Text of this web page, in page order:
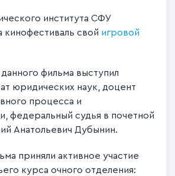
института СФУ
кинофестиваль свой игровой
фильма выступил
юридических наук, доцент
процесса и
федеральный судья в почетной
Анатольевич Дубынин.
приняли активное участие
курса очного отделения: